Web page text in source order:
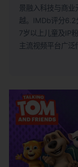
景融入科技与商业
越。IMDb评分6.2
7岁以上儿童及IP
主流视频平台广泛